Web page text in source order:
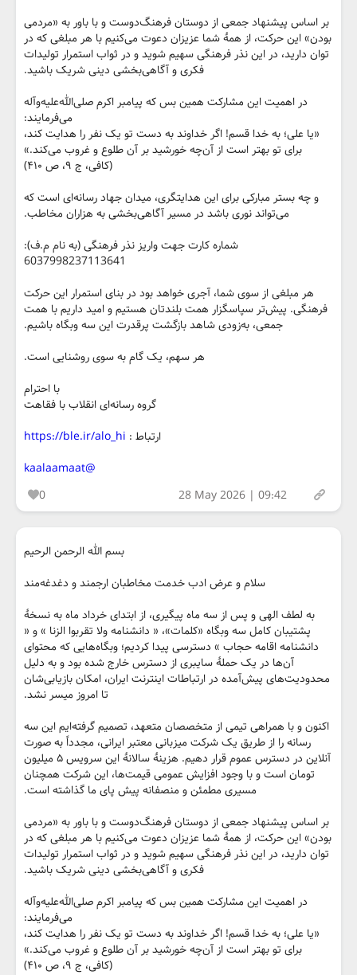
بر اساس پیشنهاد جمعی از دوستان فرهنگ‌دوست و با باور به «مردمی
بودن» این حرکت، از همهٔ شما عزیزان دعوت می‌کنیم با هر مبلغی که در
توان دارید، در این نذر فرهنگی سهیم شوید و در ثواب استمرار تولیدات
فکری و آگاهی‌بخشی دینی شریک باشید.
در اهمیت این مشارکت همین بس که پیامبر اکرم صلی‌الله‌علیه‌وآله
می‌فرمایند:
«یا علی؛ به خدا قسم! اگر خداوند به دست تو یک نفر را هدایت کند،
برای تو بهتر است از آن‌چه خورشید بر آن طلوع و غروب می‌کند.»
(کافی، ج ۹، ص ۴۱۰)
و چه بستر مبارکی برای این هدایتگری، میدان جهاد رسانه‌ای است که
می‌تواند نوری باشد در مسیر آگاهی‌بخشی به هزاران مخاطب.
شماره کارت جهت واریز نذر فرهنگی (به نام م.ف):
6037998237113641
هر مبلغی از سوی شما، آجری خواهد بود در بنای استمرار این حرکت
فرهنگی. پیش‌تر سپاسگزار همت بلندتان هستیم و امید داریم با همت
جمعی، به‌زودی شاهد بازگشت پرقدرت این سه وبگاه باشیم.
هر سهم، یک گام به سوی روشنایی است.
با احترام
گروه رسانه‌ای انقلاب با فقاهت
ارتباط : https://ble.ir/alo_hi
@kaalaamaat
0
28 May 2026 | 09:42
بسم الله الرحمن الرحیم
سلام و عرض ادب خدمت مخاطبان ارجمند و دغدغه‌مند
به لطف الهی و پس از سه ماه پیگیری، از ابتدای خرداد ماه به نسخهٔ
پشتیبان کامل سه وبگاه «کلمات»، « دانشنامه ولا تقربوا الزنا » و «
دانشنامه اقامه حجاب » دسترسی پیدا کردیم؛ وبگاه‌هایی که محتوای
آن‌ها در یک حملهٔ سایبری از دسترس خارج شده بود و به دلیل
محدودیت‌های پیش‌آمده در ارتباطات اینترنت ایران، امکان بازیابی‌شان
تا امروز میسر نشد.
اکنون و با همراهی تیمی از متخصصان متعهد، تصمیم گرفته‌ایم این سه
رسانه را از طریق یک شرکت میزبانی معتبر ایرانی، مجدداً به صورت
آنلاین در دسترس عموم قرار دهیم. هزینهٔ سالانهٔ این سرویس ۵ میلیون
تومان است و با وجود افزایش عمومی قیمت‌ها، این شرکت همچنان
مسیری مطمئن و منصفانه پیش پای ما گذاشته است.
بر اساس پیشنهاد جمعی از دوستان فرهنگ‌دوست و با باور به «مردمی
بودن» این حرکت، از همهٔ شما عزیزان دعوت می‌کنیم با هر مبلغی که در
توان دارید، در این نذر فرهنگی سهیم شوید و در ثواب استمرار تولیدات
فکری و آگاهی‌بخشی دینی شریک باشید.
در اهمیت این مشارکت همین بس که پیامبر اکرم صلی‌الله‌علیه‌وآله
می‌فرمایند:
«یا علی؛ به خدا قسم! اگر خداوند به دست تو یک نفر را هدایت کند،
برای تو بهتر است از آن‌چه خورشید بر آن طلوع و غروب می‌کند.»
(کافی، ج ۹، ص ۴۱۰)